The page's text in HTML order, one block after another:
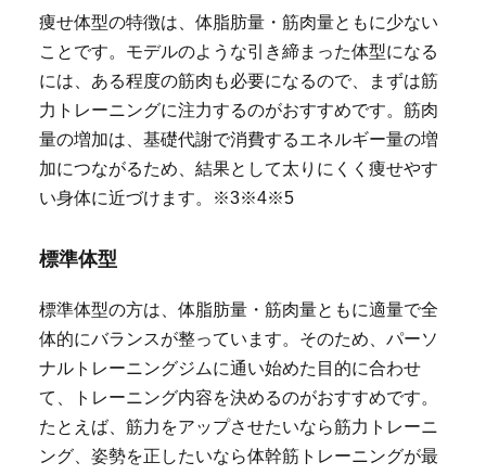
痩せ体型の特徴は、体脂肪量・筋肉量ともに少ない
ことです。モデルのような引き締まった体型になる
には、ある程度の筋肉も必要になるので、まずは筋
力トレーニングに注力するのがおすすめです。筋肉
量の増加は、基礎代謝で消費するエネルギー量の増
加につながるため、結果として太りにくく痩せやす
い身体に近づけます。※3※4※5
標準体型
標準体型の方は、体脂肪量・筋肉量ともに適量で全
体的にバランスが整っています。そのため、パーソ
ナルトレーニングジムに通い始めた目的に合わせ
て、トレーニング内容を決めるのがおすすめです。
たとえば、筋力をアップさせたいなら筋力トレーニ
ング、姿勢を正したいなら体幹筋トレーニングが最